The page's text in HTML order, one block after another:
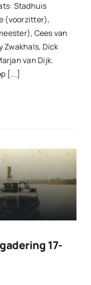
Stadhuis
(voorzitter),
Cees van
Zwakhals, Dick
van Dijk.
[...]
17-